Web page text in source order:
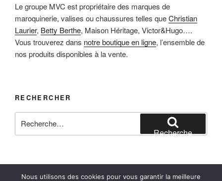
Le groupe MVC est propriétaire des marques de
maroquinerie, valises ou chaussures telles queChristian
Laurier, Betty Berthe, Maison Héritage, Victor&Hugo….
Vous trouverez dans notre boutique en ligne, l’ensemble de
nos produits disponibles à la vente.
RECHERCHER
pour
Recherche
Nous utilisons des cookies pour vous garantir la meilleure